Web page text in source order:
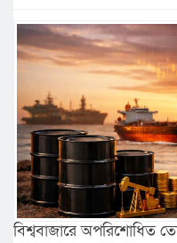
বিশ্ববাজারে অপরিশোধিত